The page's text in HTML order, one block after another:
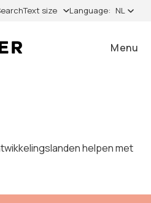
Text size Language: NL
Menu
Close
helpen met